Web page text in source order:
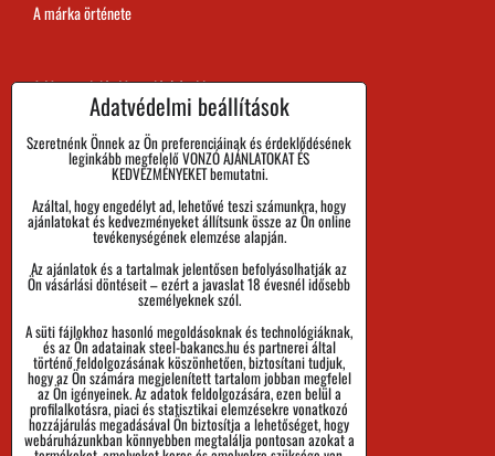
A márka örténete
A Megrendelés Megvalósítási Ideje
Áru visszaadása és Reklamáció
Méret
Személyes adatok védelme
Küldemények nyomon követése
Adatvédelmi beállítások
Szeretnénk Önnek az Ön preferenciáinak és érdeklődésének
leginkább megfelelő VONZÓ AJÁNLATOKAT ÉS
KEDVEZMÉNYEKET bemutatni.
Azáltal, hogy engedélyt ad, lehetővé teszi számunkra, hogy
ajánlatokat és kedvezményeket állítsunk össze az Ön online
tevékenységének elemzése alapján.
Az ajánlatok és a tartalmak jelentősen befolyásolhatják az
Ön vásárlási döntéseit – ezért a javaslat 18 évesnél idősebb
személyeknek szól.
A süti fájlokhoz hasonló megoldásoknak és technológiáknak,
és az Ön adatainak steel-bakancs.hu és partnerei által
történő feldolgozásának köszönhetően, biztosítani tudjuk,
hogy az Ön számára megjelenített tartalom jobban megfelel
az Ön igényeinek. Az adatok feldolgozására, ezen belül a
profilalkotásra, piaci és statisztikai elemzésekre vonatkozó
hozzájárulás megadásával Ön biztosítja a lehetőséget, hogy
webáruházunkban könnyebben megtalálja pontosan azokat a